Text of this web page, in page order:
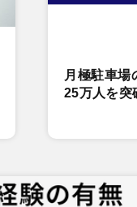
月極駐車場
25万人を突